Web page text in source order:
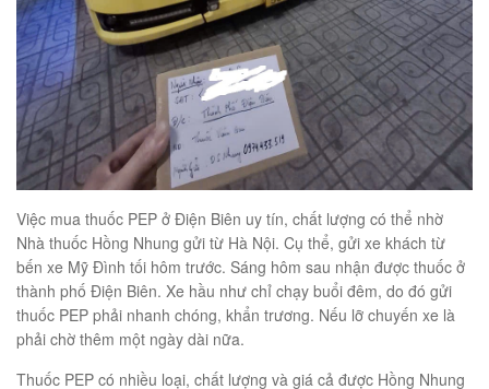
Việc mua thuốc PEP ở Điện Biên uy tín, chất lượng có thể nhờ
Nhà thuốc Hồng Nhung gửi từ Hà Nội. Cụ thể, gửi xe khách từ
bến xe Mỹ Đình tối hôm trước. Sáng hôm sau nhận được thuốc ở
thành phố Điện Biên. Xe hầu như chỉ chạy buổi đêm, do đó gửi
thuốc PEP phải nhanh chóng, khẩn trương. Nếu lỡ chuyến xe là
phải chờ thêm một ngày dài nữa.
Thuốc PEP có nhiều loại, chất lượng và giá cả được Hồng Nhung